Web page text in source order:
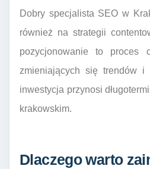
Dobry specjalista SEO w
również na strategii
pozycjonowanie to proces
zmieniających się trendów
inwestycja przynosi
krakowskim.
Dlaczego warto